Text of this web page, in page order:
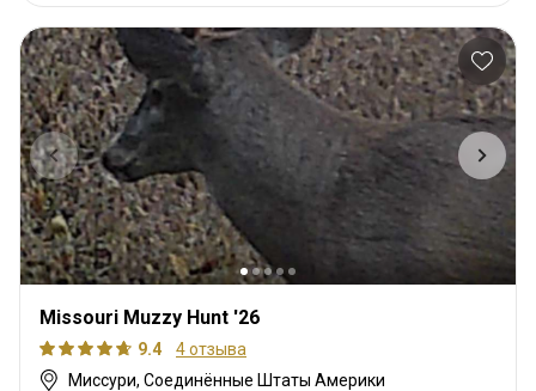
Missouri Muzzy Hunt '26
9.4
4 отзыва
Миссури, Соединённые Штаты Америки